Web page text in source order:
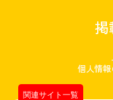
掲
個人情
関連サイト一覧